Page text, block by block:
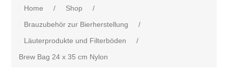
Home / Shop
/
Brauzubehör zur Bierherstellung
/
Läuterprodukte und Filterböden
/
Brew Bag 24 x 35 cm Nylon